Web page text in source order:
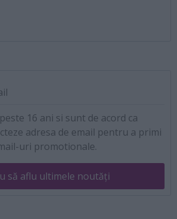
16 ani si sunt de acord ca
adresa de email pentru a primi
uri promotionale.
să aflu ultimele noutăți